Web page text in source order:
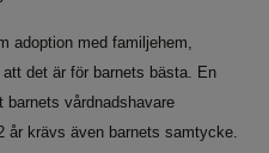
adoption med familjehem,
det är för barnets bästa. En
barnets vårdnadshavare
år krävs även barnets samtycke.